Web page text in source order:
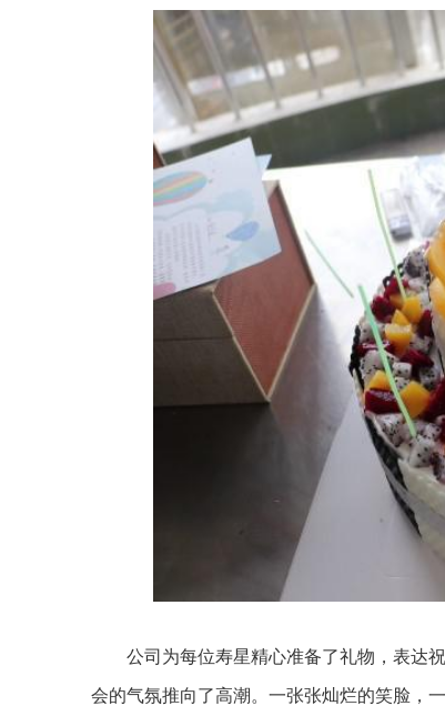
公司为每位寿星精心准备了礼物，表达
会的气氛推向了高潮。一张张灿烂的笑脸，